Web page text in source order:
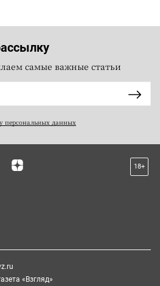
самые важные статьи
персональных данных
18+
«Взгляд»